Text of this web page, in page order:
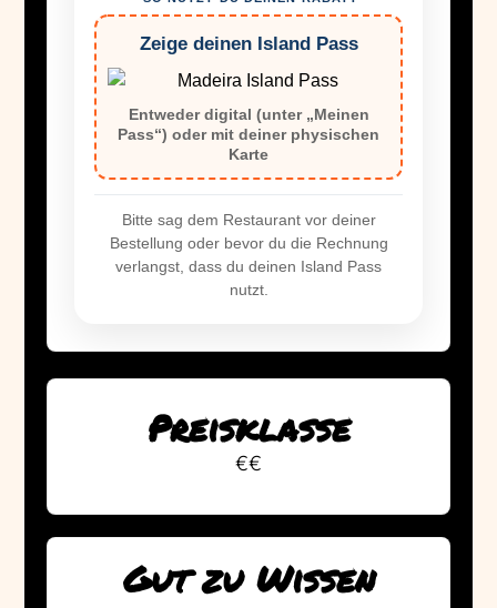
Zeige deinen Island Pass
Entweder digital (unter „Meinen
Pass“) oder mit deiner physischen
Karte
Bitte sag dem Restaurant vor deiner
Bestellung oder bevor du die Rechnung
verlangst, dass du deinen Island Pass
nutzt.
Preisklasse
€€
Gut zu Wissen